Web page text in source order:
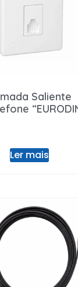
Saliente
Ler mais